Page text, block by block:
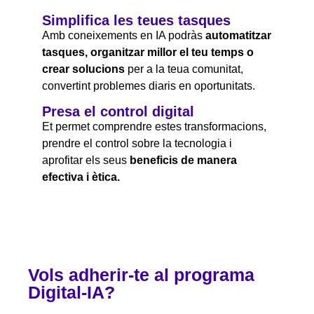
Simplifica les teues tasques
Amb coneixements en IA podràs automatitzar
tasques, organitzar millor el teu temps o
crear solucions per a la teua comunitat,
convertint problemes diaris en oportunitats.
Presa el control digital
Et permet comprendre estes transformacions,
prendre el control sobre la tecnologia i
aprofitar els seus beneficis de manera
efectiva i ètica.
Vols adherir-te al programa
Digital-IA?